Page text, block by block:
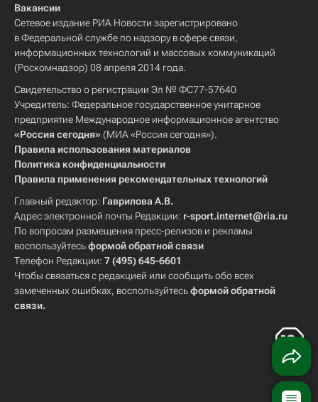
Вакансии
Сетевое издание РИА Новости зарегистрировано
в Федеральной службе по надзору в сфере связи,
информационных технологий и массовых коммуникаций
(Роскомнадзор) 08 апреля 2014 года.
Свидетельство о регистрации Эл № ФС77-57640
Учредитель: Федеральное государственное унитарное
предприятие Международное информационное агентство
«Россия сегодня» (МИА «Россия сегодня»).
Правила использования материалов
Политика конфиденциальности
Правила применения рекомендательных технологий
Главный редактор: Гаврилова А.В.
Адрес электронной почты Редакции: r-sport.internet@ria.ru
По вопросам размещения пресс-релизов и рекламы
воспользуйтесьформой обратной связи
Телефон Редакции: 7 (495) 645-6601
Чтобы связаться с редакцией или сообщить обо всех
замеченных ошибках, воспользуйтесьформой обратной
связи.